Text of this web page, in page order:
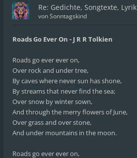
Re: Gedichte, Songtexte, Lyrik
vonSonntagskind
Roads Go Ever On - J R R Tolkien
Roads go ever ever on,
Over rock and under tree,
By caves where never sun has shone,
By streams that never find the sea;
Over snow by winter sown,
And through the merry flowers of June,
Over grass and over stone,
And under mountains in the moon.
Roads go ever ever on,